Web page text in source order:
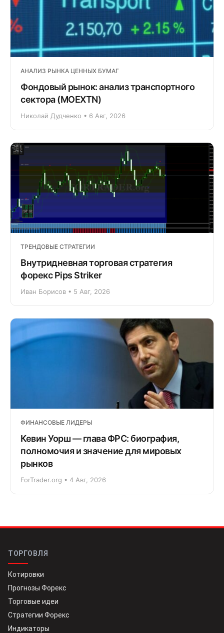
АНАЛИЗ РЫНКА ЦЕННЫХ БУМАГ
Фондовый рынок: анализ транспортного
сектора (MOEXTN)
Николай Дудченко • 6 Авг, 2026
ТРЕНДОВЫЕ СТРАТЕГИИ
Внутридневная торговая стратегия
форекс Pips Striker
Иван Борисов • 5 Авг, 2026
ФИНАНСОВЫЕ ЛИДЕРЫ
Кевин Уорш — глава ФРС: биография,
полномочия и значение для мировых
рынков
ForTrader.org • 4 Авг, 2026
ТОРГОВЛЯ
Котировки
Прогнозы Форекс
Торговые идеи
Стратегии Форекс
Индикаторы